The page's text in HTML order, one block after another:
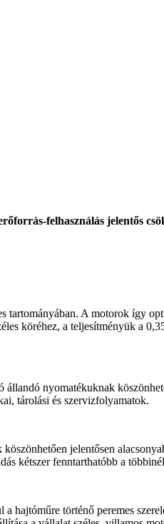
felhasználás jelentős
A motorok így
köréhez, a teljesítményük a
állandó nyomatékuknak
tárolási és szervizfolyamatok.
jelentősen
kétszer fenntarthatóbb a
hajtóműre történő peremes